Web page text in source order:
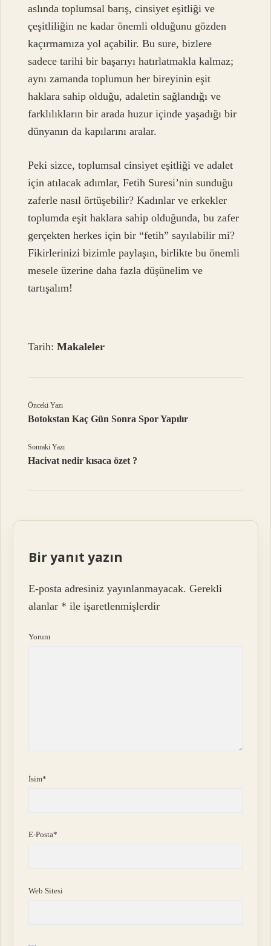
aslında toplumsal barış, cinsiyet eşitliği ve
çeşitliliğin ne kadar önemli olduğunu gözden
kaçırmamıza yol açabilir. Bu sure, bizlere
sadece tarihi bir başarıyı hatırlatmakla kalmaz;
aynı zamanda toplumun her bireyinin eşit
haklara sahip olduğu, adaletin sağlandığı ve
farklılıkların bir arada huzur içinde yaşadığı bir
dünyanın da kapılarını aralar.
Peki sizce, toplumsal cinsiyet eşitliği ve adalet
için atılacak adımlar, Fetih Suresi’nin sunduğu
zaferle nasıl örtüşebilir? Kadınlar ve erkekler
toplumda eşit haklara sahip olduğunda, bu zafer
gerçekten herkes için bir “fetih” sayılabilir mi?
Fikirlerinizi bizimle paylaşın, birlikte bu önemli
mesele üzerine daha fazla düşünelim ve
tartışalım!
Tarih:Makaleler
Önceki Yazı
Botokstan Kaç Gün Sonra Spor Yapılır
Sonraki Yazı
Hacivat nedir kısaca özet ?
Bir yanıt yazın
E-posta adresiniz yayınlanmayacak. Gerekli
alanlar * ile işaretlenmişlerdir
Yorum
İsim*
E-Posta*
Web Sitesi